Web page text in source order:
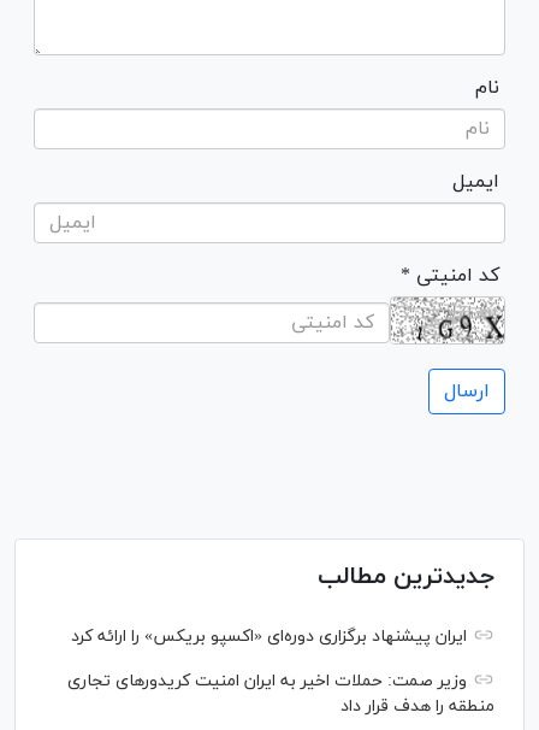
نام
ایمیل
* کد امنیتی
جدیدترین مطالب
ایران پیشنهاد برگزاری دوره‌ای «اکسپو بریکس» را ارائه کرد
وزیر صمت: حملات اخیر به ایران امنیت کریدورهای تجاری
منطقه را هدف قرار داد